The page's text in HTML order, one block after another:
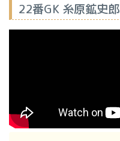
22番GK 糸原鉱史郎